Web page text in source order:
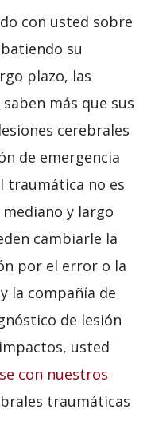
con usted sobre
su
plazo, las
saben más que sus
cerebrales
de emergencia
traumática no es
y largo
cambiarle la
por el error o la
la compañía de
de lesión
usted
con nuestros
traumáticas